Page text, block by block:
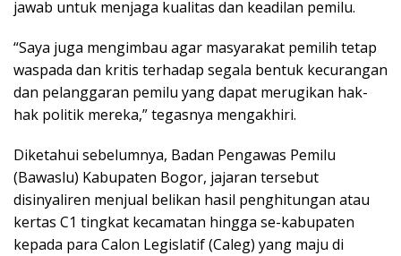
jawab untuk menjaga kualitas dan keadilan pemilu.
“Saya juga mengimbau agar masyarakat pemilih tetap
waspada dan kritis terhadap segala bentuk kecurangan
dan pelanggaran pemilu yang dapat merugikan hak-
hak politik mereka,” tegasnya mengakhiri.
Diketahui sebelumnya, Badan Pengawas Pemilu
(Bawaslu) Kabupaten Bogor, jajaran tersebut
disinyaliren menjual belikan hasil penghitungan atau
kertas C1 tingkat kecamatan hingga se-kabupaten
kepada para Calon Legislatif (Caleg) yang maju di